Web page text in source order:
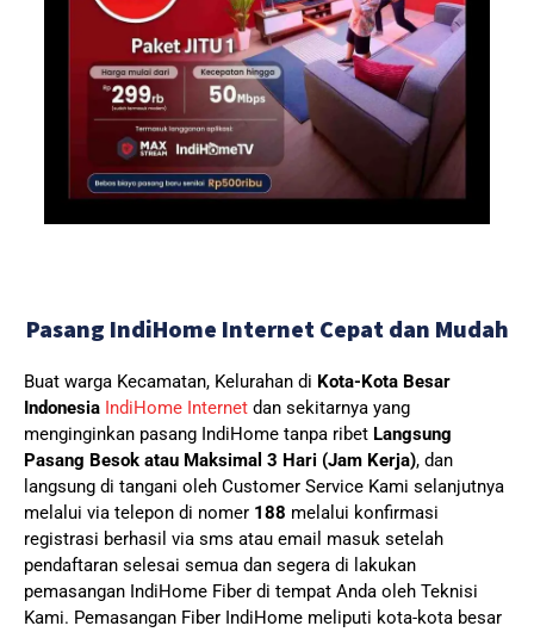
Pasang IndiHome Internet Cepat dan Mudah
Buat warga Kecamatan, Kelurahan di Kota-Kota Besar
Indonesia IndiHome Internet dan sekitarnya yang
menginginkan pasang IndiHome tanpa ribet Langsung
Pasang Besok atau Maksimal 3 Hari (Jam Kerja), dan
langsung di tangani oleh Customer Service Kami selanjutnya
melalui via telepon di nomer 188 melalui konfirmasi
registrasi berhasil via sms atau email masuk setelah
pendaftaran selesai semua dan segera di lakukan
pemasangan IndiHome Fiber di tempat Anda oleh Teknisi
Kami. Pemasangan Fiber IndiHome meliputi kota-kota besar